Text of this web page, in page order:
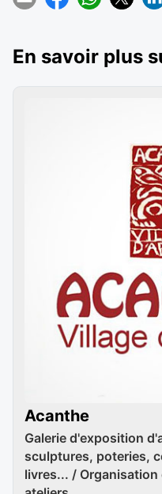
En savoir plus
Acanthe
Galerie d'exposition
sculptures, poteries,
livres... /